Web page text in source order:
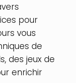
pour
vous
de
des jeux de
enrichir